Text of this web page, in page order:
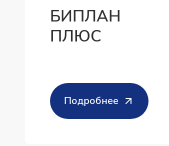
БИПЛАН
ПЛЮС
Подробнее